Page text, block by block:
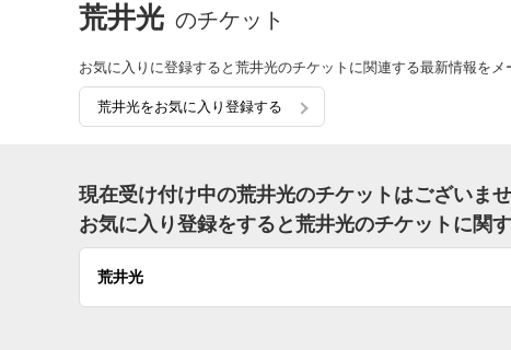
荒井光 のチケット
お気に入りに登録すると荒井光のチケットに関連する最新情報をメ
荒井光をお気に入り登録する
現在受け付け中の荒井光のチケットはございませ
お気に入り登録をすると荒井光のチケットに関
荒井光